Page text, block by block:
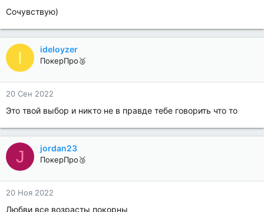
Сочувствую)
I ideloyzer
ПокерПро🥈
20 Сен 2022
Это твой выбор и никто не в правде тебе говорить что то
J jordan23
ПокерПро🥉
20 Ноя 2022
Любви все возрасты покорны